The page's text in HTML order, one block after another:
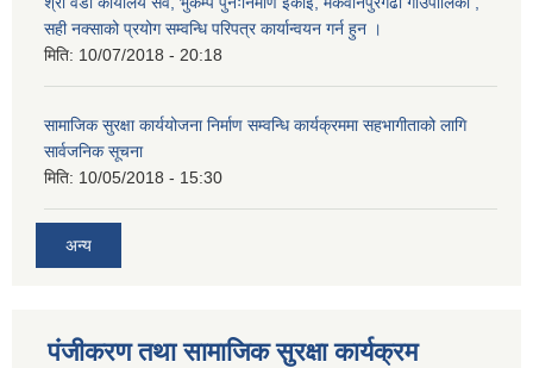
सही नक्साको प्रयोग सम्वन्धि परिपत्र कार्यान्वयन गर्न हुन ।
मिति: 10/07/2018 - 20:18
सामाजिक सुरक्षा कार्ययोजना निर्माण सम्वन्धि कार्यक्रममा सहभागीताको लागि
सार्वजनिक सूचना
मिति: 10/05/2018 - 15:30
अन्य
पंजीकरण तथा सामाजिक सुरक्षा कार्यक्रम